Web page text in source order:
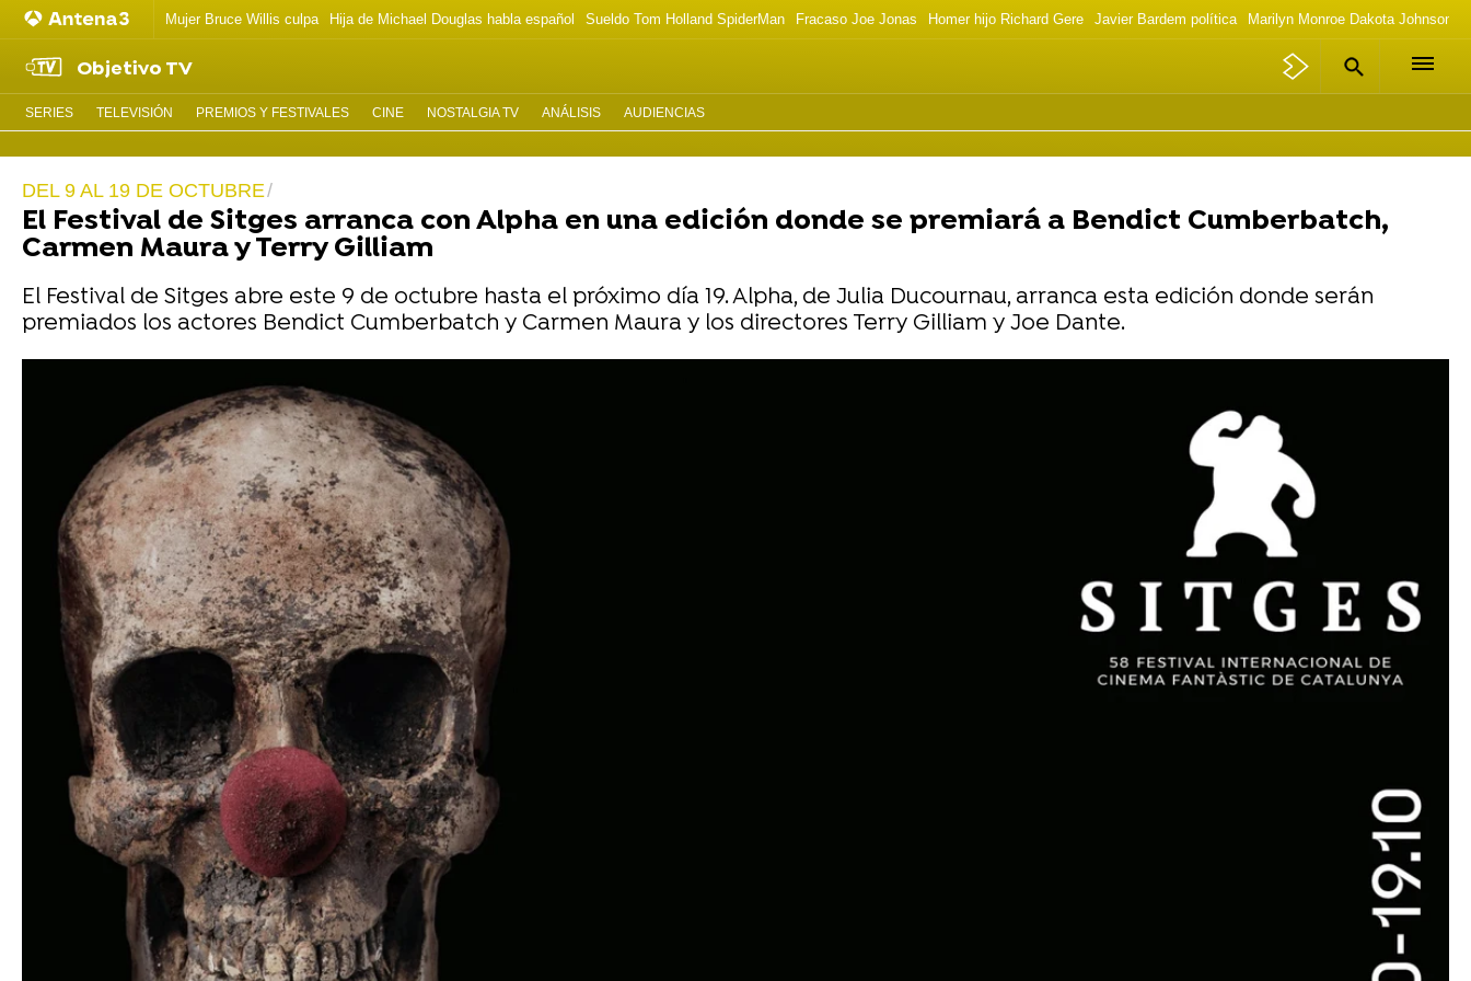
Mujer Bruce Willis culpa Hija de Michael Douglas habla español Sueldo Tom Holland SpiderMan Fracaso Joe Jonas Homer hijo Richard Gere Javier Bardem política Marilyn Monroe Dakota Johnson
Objetivo TV
SERIES TELEVISIÓN PREMIOS Y FESTIVALES CINE NOSTALGIA TV ANÁLISIS AUDIENCIAS
DEL 9 AL 19 DE OCTUBRE
El Festival de Sitges arranca con Alpha en una edición donde se premiará a Bendict Cumberbatch,
Carmen Maura y Terry Gilliam
El Festival de Sitges abre este 9 de octubre hasta el próximo día 19. Alpha, de Julia Ducournau, arranca esta edición donde serán
premiados los actores Bendict Cumberbatch y Carmen Maura y los directores Terry Gilliam y Joe Dante.